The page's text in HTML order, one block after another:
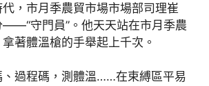
，市月季農貿市場市場部司理崔
——“守門員”。他天天站在市月季農
著體溫槍的手舉起上千次。
、過程碼，測體溫……在束縛區平易